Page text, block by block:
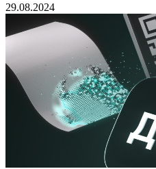
29.08.2024